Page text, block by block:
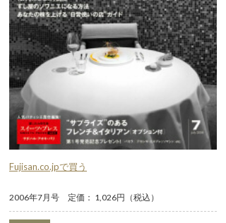
Fujisan.co.jpで買う
2006年7月号 定価： 1,026円（税込）